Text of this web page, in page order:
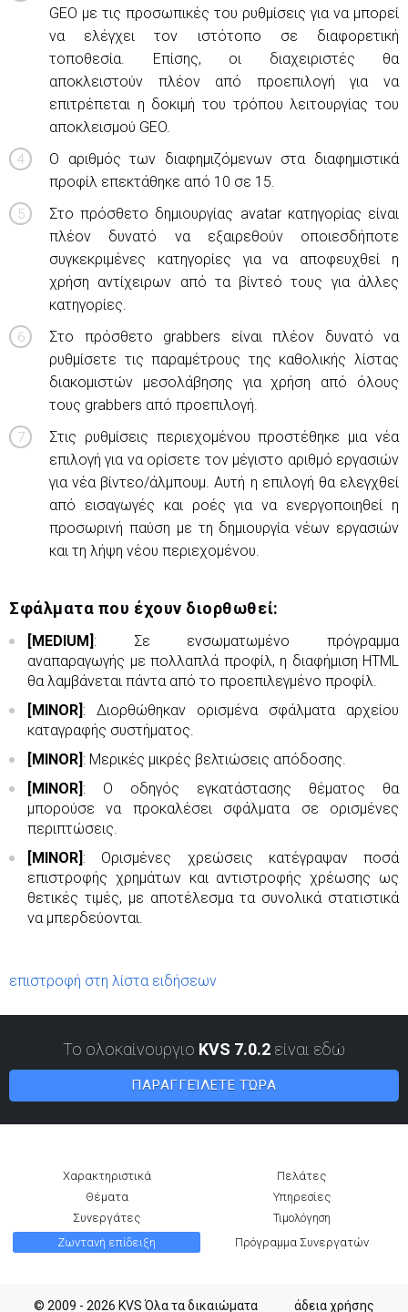
GEO με τις προσωπικές του ρυθμίσεις για να μπορεί
να ελέγχει τον ιστότοπο σε διαφορετική
τοποθεσία. Επίσης, οι διαχειριστές θα
αποκλειστούν πλέον από προεπιλογή για να
επιτρέπεται η δοκιμή του τρόπου λειτουργίας του
αποκλεισμού GEO.
Ο αριθμός των διαφημιζόμενων στα διαφημιστικά
προφίλ επεκτάθηκε από 10 σε 15.
Στο πρόσθετο δημιουργίας avatar κατηγορίας είναι
πλέον δυνατό να εξαιρεθούν οποιεσδήποτε
συγκεκριμένες κατηγορίες για να αποφευχθεί η
χρήση αντίχειρων από τα βίντεό τους για άλλες
κατηγορίες.
Στο πρόσθετο grabbers είναι πλέον δυνατό να
ρυθμίσετε τις παραμέτρους της καθολικής λίστας
διακομιστών μεσολάβησης για χρήση από όλους
τους grabbers από προεπιλογή.
Στις ρυθμίσεις περιεχομένου προστέθηκε μια νέα
επιλογή για να ορίσετε τον μέγιστο αριθμό εργασιών
για νέα βίντεο/άλμπουμ. Αυτή η επιλογή θα ελεγχθεί
από εισαγωγές και ροές για να ενεργοποιηθεί η
προσωρινή παύση με τη δημιουργία νέων εργασιών
και τη λήψη νέου περιεχομένου.
Σφάλματα που έχουν διορθωθεί:
[MEDIUM] : Σε ενσωματωμένο πρόγραμμα
αναπαραγωγής με πολλαπλά προφίλ, η διαφήμιση HTML
θα λαμβάνεται πάντα από το προεπιλεγμένο προφίλ.
[MINOR] : Διορθώθηκαν ορισμένα σφάλματα αρχείου
καταγραφής συστήματος.
[MINOR] : Μερικές μικρές βελτιώσεις απόδοσης.
[MINOR] : Ο οδηγός εγκατάστασης θέματος θα
μπορούσε να προκαλέσει σφάλματα σε ορισμένες
περιπτώσεις.
[MINOR] : Ορισμένες χρεώσεις κατέγραψαν ποσά
επιστροφής χρημάτων και αντιστροφής χρέωσης ως
θετικές τιμές, με αποτέλεσμα τα συνολικά στατιστικά
να μπερδεύονται.
επιστροφή στη λίστα ειδήσεων
Το ολοκαίνουργιο KVS 7.0.2 είναι εδώ
ΠΑΡΑΓΓΕΊΛΕΤΕ ΤΏΡΑ
Χαρακτηριστικά
Πελάτες
Θέματα
Υπηρεσίες
Συνεργάτες
Τιμολόγηση
Ζωντανή επίδειξη
Πρόγραμμα Συνεργατών
© 2009 - 2026 KVS Όλα τα δικαιώματα άδεια χρήσης